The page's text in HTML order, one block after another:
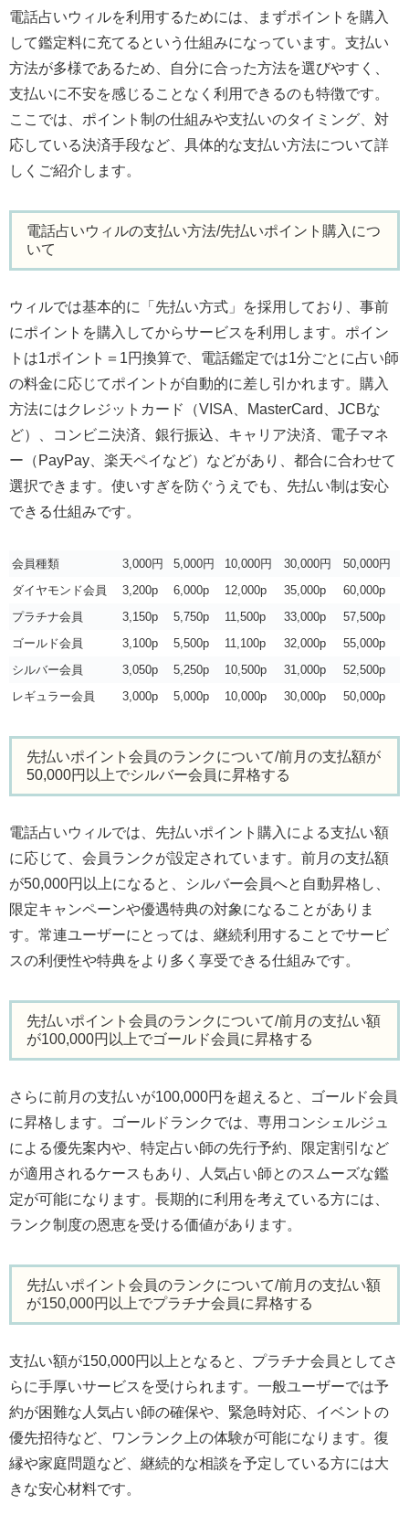
電話占いウィルを利用するためには、まずポイントを購入
して鑑定料に充てるという仕組みになっています。支払い
方法が多様であるため、自分に合った方法を選びやすく、
支払いに不安を感じることなく利用できるのも特徴です。
ここでは、ポイント制の仕組みや支払いのタイミング、対
応している決済手段など、具体的な支払い方法について詳
しくご紹介します。
電話占いウィルの支払い方法/先払いポイント購入につ
いて
ウィルでは基本的に「先払い方式」を採用しており、事前
にポイントを購入してからサービスを利用します。ポイン
トは1ポイント＝1円換算で、電話鑑定では1分ごとに占い師
の料金に応じてポイントが自動的に差し引かれます。購入
方法にはクレジットカード（VISA、MasterCard、JCBな
ど）、コンビニ決済、銀行振込、キャリア決済、電子マネ
ー（PayPay、楽天ペイなど）などがあり、都合に合わせて
選択できます。使いすぎを防ぐうえでも、先払い制は安心
できる仕組みです。
会員種類 3,000円 5,000円 10,000円 30,000円
50,000円
ダイヤモンド会員
3,200p 6,000p 12,000p 35,000p
60,000p
プラチナ会員
3,150p 5,750p 11,500p 33,000p
57,500p
ゴールド会員
3,100p 5,500p 11,100p 32,000p
55,000p
シルバー会員
3,050p 5,250p 10,500p 31,000p
52,500p
レギュラー会員
3,000p 5,000p 10,000p 30,000p 50,000p
先払いポイント会員のランクについて/前月の支払額が
50,000円以上でシルバー会員に昇格する
電話占いウィルでは、先払いポイント購入による支払い額
に応じて、会員ランクが設定されています。前月の支払額
が50,000円以上になると、シルバー会員へと自動昇格し、
限定キャンペーンや優遇特典の対象になることがありま
す。常連ユーザーにとっては、継続利用することでサービ
スの利便性や特典をより多く享受できる仕組みです。
先払いポイント会員のランクについて/前月の支払い額
が100,000円以上でゴールド会員に昇格する
さらに前月の支払いが100,000円を超えると、ゴールド会員
に昇格します。ゴールドランクでは、専用コンシェルジュ
による優先案内や、特定占い師の先行予約、限定割引など
が適用されるケースもあり、人気占い師とのスムーズな鑑
定が可能になります。長期的に利用を考えている方には、
ランク制度の恩恵を受ける価値があります。
先払いポイント会員のランクについて/前月の支払い額
が150,000円以上でプラチナ会員に昇格する
支払い額が150,000円以上となると、プラチナ会員としてさ
らに手厚いサービスを受けられます。一般ユーザーでは予
約が困難な人気占い師の確保や、緊急時対応、イベントの
優先招待など、ワンランク上の体験が可能になります。復
縁や家庭問題など、継続的な相談を予定している方には大
きな安心材料です。